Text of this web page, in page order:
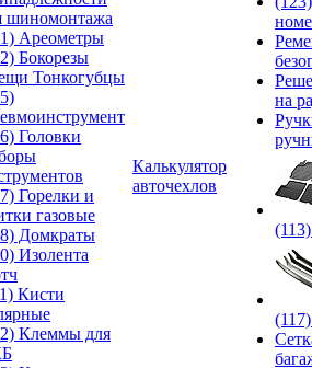
шиномонтажа
Ареометры
Бокорезы
Тонкогубцы
Головки
Горелки и
газовые
Домкраты
Изолента
Кисти
Клеммы для
Калькулятор
авточехлов
на